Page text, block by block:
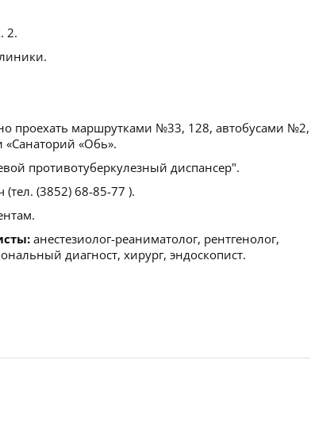
2.
проехать маршрутками №33, 128, автобусами №2,
«Обь».
противотуберкулезный диспансер".
(3852) 68-85-77 ).
анестезиолог-реаниматолог, рентгенолог,
диагност, хирург, эндоскопист.